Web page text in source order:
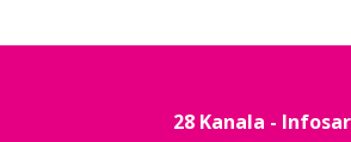
28 Kanala -